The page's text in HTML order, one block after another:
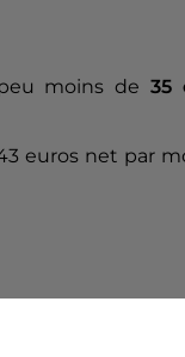
moins de 35
euros net par
l'augmentation
. Mais